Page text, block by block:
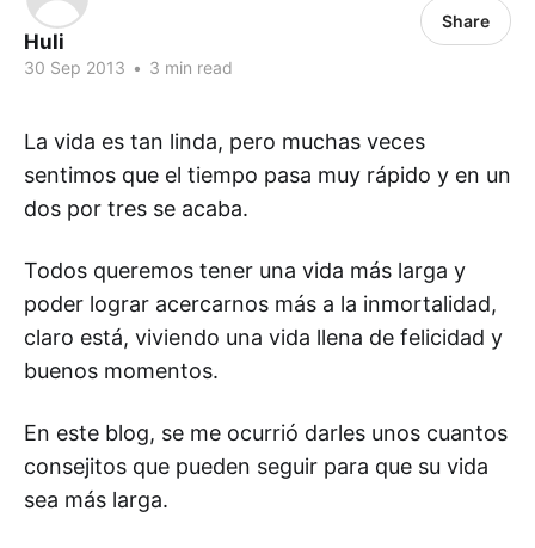
Huli
30 Sep 2013 • 3 min read
Share
La vida es tan linda, pero muchas veces
sentimos que el tiempo pasa muy rápido y en un
dos por tres se acaba.
Todos queremos tener una vida más larga y
poder lograr acercarnos más a la inmortalidad,
claro está, viviendo una vida llena de felicidad y
buenos momentos.
En este blog, se me ocurrió darles unos cuantos
consejitos que pueden seguir para que su vida
sea más larga.